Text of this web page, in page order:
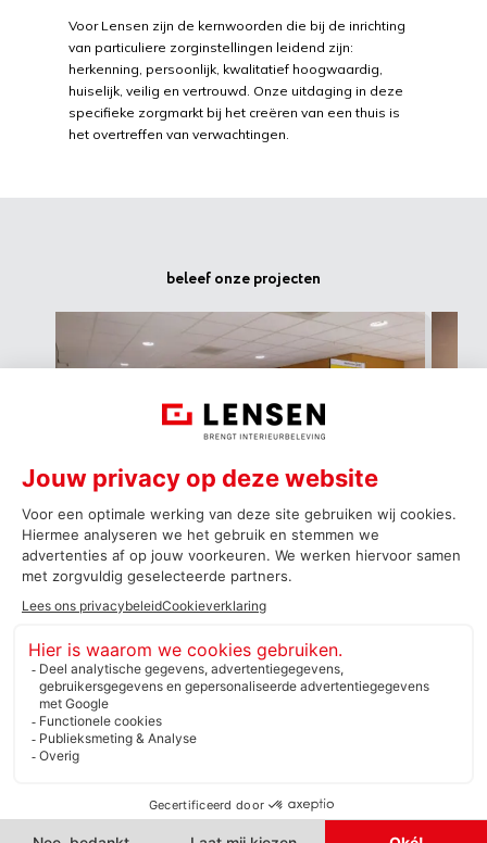
Voor Lensen zijn de kernwoorden die bij de inrichting
van particuliere zorginstellingen leidend zijn:
herkenning, persoonlijk, kwalitatief hoogwaardig,
huiselijk, veilig en vertrouwd. Onze uitdaging in deze
specifieke zorgmarkt bij het creëren van een thuis is
het overtreffen van verwachtingen.
beleef onze projecten